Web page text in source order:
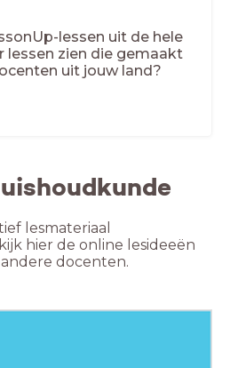
lessen uit de hele
lessen zien die gemaakt
uit jouw land?
lesmateriaal
hier de online lesideeën
docenten.